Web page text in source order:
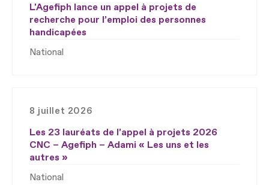
L'Agefiph lance un appel à projets de
recherche pour l’emploi des personnes
handicapées
National
8 juillet 2026
Les 23 lauréats de l’appel à projets 2026
CNC – Agefiph – Adami « Les uns et les
autres »
National